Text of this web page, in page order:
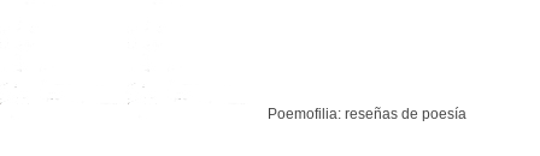
Poemofilia: reseñas de poesía